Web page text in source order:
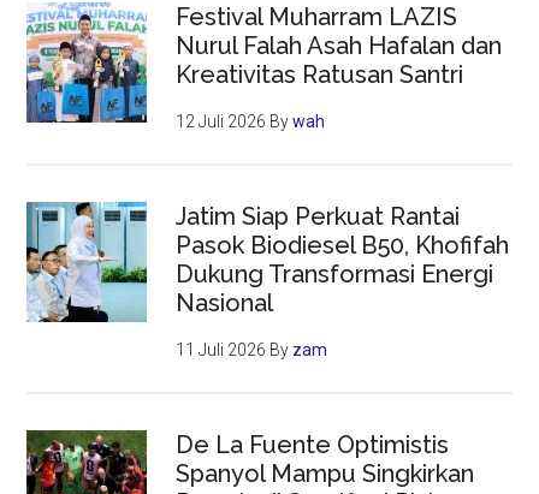
Festival Muharram LAZIS
Nurul Falah Asah Hafalan dan
Kreativitas Ratusan Santri
12 Juli 2026 Bywah
Jatim Siap Perkuat Rantai
Pasok Biodiesel B50, Khofifah
Dukung Transformasi Energi
Nasional
11 Juli 2026 By zam
De La Fuente Optimistis
Spanyol Mampu Singkirkan